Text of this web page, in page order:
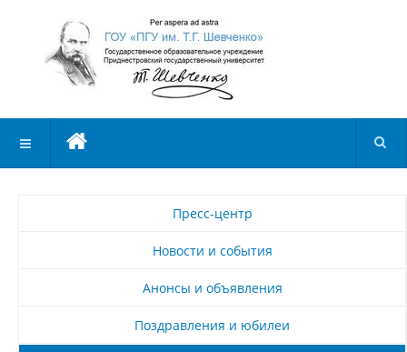
Пресс-центр
Новости и события
Анонсы и объявления
Поздравления и юбилеи